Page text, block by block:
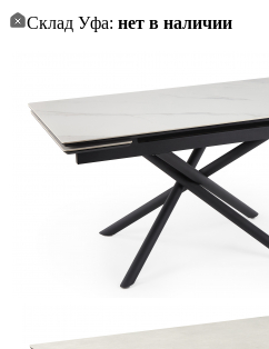
Склад Уфа: нет в наличии